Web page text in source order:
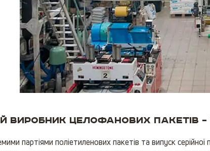
виробник целофанових пакетів –
партіями поліетиленових пакетів та випуск серійної